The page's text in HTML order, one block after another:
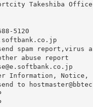
Takeshiba Office
5120
spam report,virus
abuse report
Information, Notice,
to